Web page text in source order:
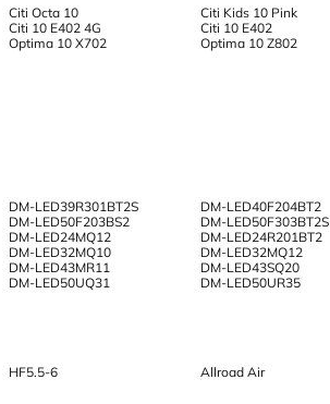
Citi Octa 10
Citi Kids 10 Pink
Citi 10 E402 4G
Citi 10 E402
Optima 10 X702
Optima 10 Z802
DM-LED39R301BT2S
DM-LED40F204BT2
DM-LED50F203BS2
DM-LED50F303BT2S
DM-LED24MQ12
DM-LED24R201BT2
DM-LED32MQ10
DM-LED32MQ12
DM-LED43MR11
DM-LED43SQ20
DM-LED50UQ31
DM-LED50UR35
HF5.5-6
Allroad Air